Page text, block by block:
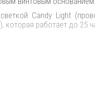
Candy Light
которая работает до 25